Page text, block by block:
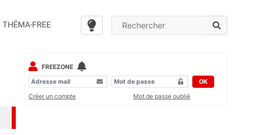
THÉMA-FREE
FREEZONE
OK
Créer un compte
Mot de passe oublié